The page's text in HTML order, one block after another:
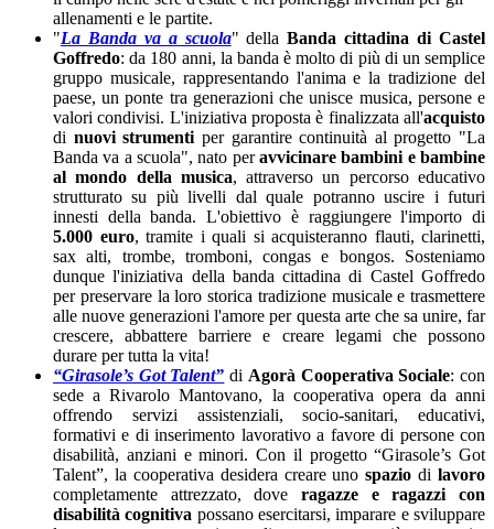
allenamenti e le partite.
"La Banda va a scuola" dellaBanda cittadina di Castel
Goffredo: da 180 anni, la banda è molto di più di un semplice
gruppo musicale, rappresentando l'anima e la tradizione del
paese, un ponte tra generazioni che unisce musica, persone e
valori condivisi. L'iniziativa proposta è finalizzata all'acquisto
di nuovi strumenti per garantire continuità al progetto "La
Banda va a scuola", nato peravvicinare bambini e bambine
al mondo della musica, attraverso un percorso educativo
strutturato su più livelli dal quale potranno uscire i futuri
innesti della banda. L'obiettivo è raggiungere l'importo di
5.000 euro, tramite i quali si acquisteranno flauti, clarinetti,
sax alti, trombe, tromboni, congas e bongos. Sosteniamo
dunque l'iniziativa della banda cittadina di Castel Goffredo
per preservare la loro storica tradizione musicale e trasmettere
alle nuove generazioni l'amore per questa arte che sa unire, far
crescere, abbattere barriere e creare legami che possono
durare per tutta la vita!
“Girasole’s Got Talent” di Agorà Cooperativa Sociale: con
sede a Rivarolo Mantovano, la cooperativa opera da anni
offrendo servizi assistenziali, socio-sanitari, educativi,
formativi e di inserimento lavorativo a favore di persone con
disabilità, anziani e minori. Con il progetto “Girasole’s Got
Talent”, la cooperativa desidera creare unospaziodi lavoro
completamente attrezzato, dove ragazze e ragazzi con
disabilità cognitiva possano esercitarsi, imparare e sviluppare